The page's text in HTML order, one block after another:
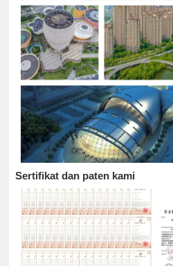
Sertifikat dan paten kami